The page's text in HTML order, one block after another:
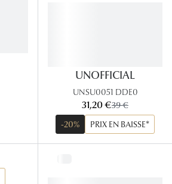
Lunettes
Formes
UNOFFICIAL
UNSU0051 DDE0
maintenant:
31,20 €ancien prix:
39 €
-20%
PRIX EN BAISSE*